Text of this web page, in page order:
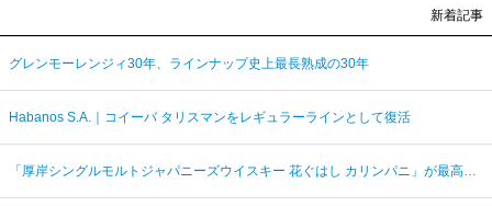
新着記事
グレンモーレンジィ30年、ラインナップ史上最長熟成の30年
Habanos S.A.｜コイーバ タリスマンをレギュラーラインとして復活
「厚岸シングルモルトジャパニーズウイスキー 花ぐはし カリンパニ」が最高金賞、ジャパングランプリ受賞